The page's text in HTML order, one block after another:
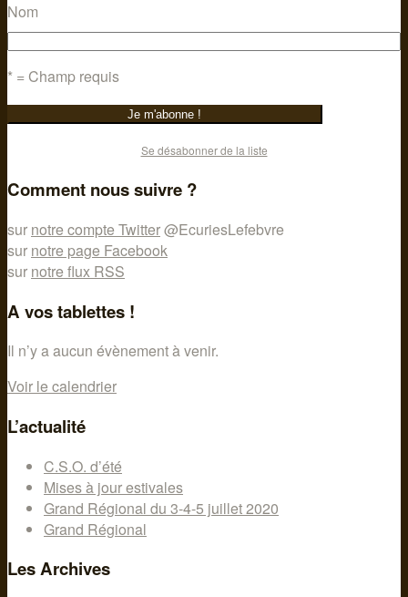
Nom
* = Champ requis
Se désabonner de la liste
Comment nous suivre ?
sur notre compte Twitter@EcuriesLefebvre
sur notre page Facebook
sur notre flux RSS
A vos tablettes !
Il n’y a aucun évènement à venir.
Voir le calendrier
L’actualité
C.S.O. d’été
Mises à jour estivales
Grand Régional du 3-4-5 juillet 2020
Grand Régional
Les Archives